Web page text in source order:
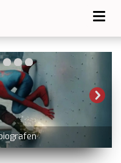
nu på Netflix udover Prime